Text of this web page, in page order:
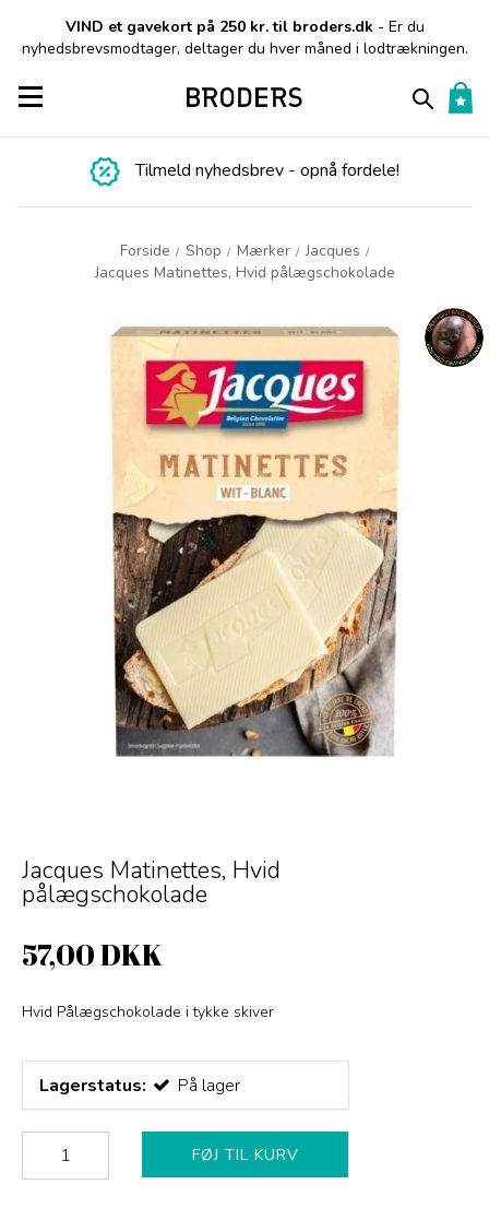
VIND et gavekort på 250 kr. til broders.dk - Er du
nyhedsbrevsmodtager, deltager du hver måned i lodtrækningen.
Toggle navigation
Tilmeld nyhedsbrev - opnå fordele!
Forside / Shop / Mærker / Jacques /
Jacques Matinettes, Hvid pålægschokolade
Jacques Matinettes, Hvid
pålægschokolade
57,00 DKK
Hvid Pålægschokolade i tykke skiver
Lagerstatus: På lager
FØJ TIL KURV